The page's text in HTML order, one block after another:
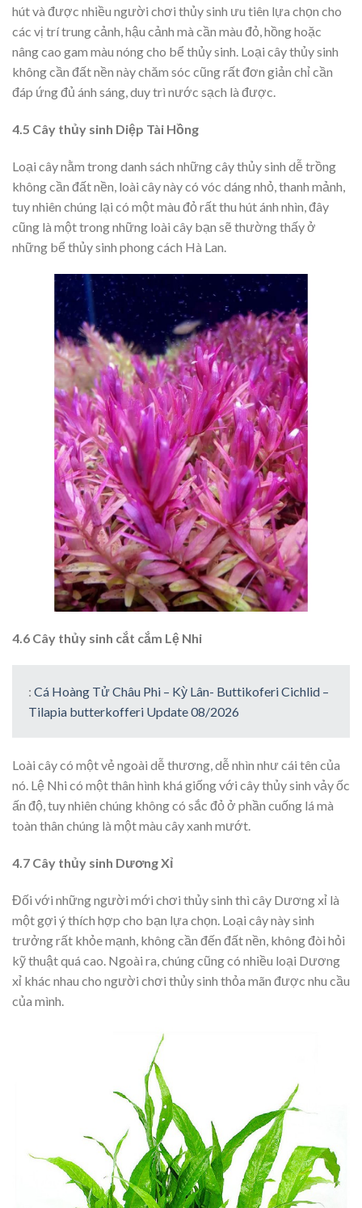
hút và được nhiều người chơi thủy sinh ưu tiên lựa chọn cho
các vị trí trung cảnh, hậu cảnh mà cần màu đỏ, hồng hoặc
nâng cao gam màu nóng cho bể thủy sinh. Loại cây thủy sinh
không cần đất nền này chăm sóc cũng rất đơn giản chỉ cần
đáp ứng đủ ánh sáng, duy trì nước sạch là được.
4.5 Cây thủy sinh Diệp Tài Hồng
Loại cây nằm trong danh sách những cây thủy sinh dễ trồng
không cần đất nền, loài cây này có vóc dáng nhỏ, thanh mảnh,
tuy nhiên chúng lại có một màu đỏ rất thu hút ánh nhìn, đây
cũng là một trong những loài cây bạn sẽ thường thấy ở
những bể thủy sinh phong cách Hà Lan.
4.6 Cây thủy sinh cắt cắm Lệ Nhi
: Cá Hoàng Tử Châu Phi – Kỳ Lân- Buttikoferi Cichlid –
Tilapia butterkofferi Update 08/2026
Loài cây có một vẻ ngoài dễ thương, dễ nhìn như cái tên của
nó. Lệ Nhi có một thân hình khá giống với cây thủy sinh vảy ốc
ấn độ, tuy nhiên chúng không có sắc đỏ ở phần cuống lá mà
toàn thân chúng là một màu cây xanh mướt.
4.7 Cây thủy sinh Dương Xỉ
Đối với những người mới chơi thủy sinh thì cây Dương xỉ là
một gợi ý thích hợp cho bạn lựa chọn. Loại cây này sinh
trưởng rất khỏe mạnh, không cần đến đất nền, không đòi hỏi
kỹ thuật quá cao. Ngoài ra, chúng cũng có nhiều loại Dương
xỉ khác nhau cho người chơi thủy sinh thỏa mãn được nhu cầu
của mình.